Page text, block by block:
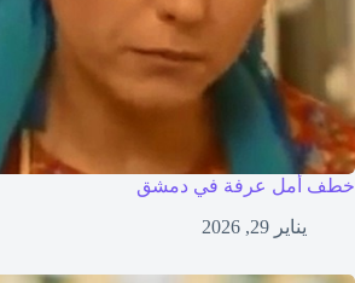
خطف أمل عرفة في دمشق
يناير 29, 2026